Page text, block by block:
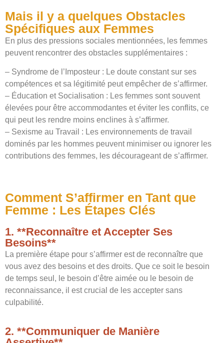
Mais il y a quelques Obstacles
Spécifiques aux Femmes
En plus des pressions sociales mentionnées, les femmes
peuvent rencontrer des obstacles supplémentaires :
– Syndrome de l’Imposteur : Le doute constant sur ses
compétences et sa légitimité peut empêcher de s’affirmer.
– Éducation et Socialisation : Les femmes sont souvent
élevées pour être accommodantes et éviter les conflits, ce
qui peut les rendre moins enclines à s’affirmer.
– Sexisme au Travail : Les environnements de travail
dominés par les hommes peuvent minimiser ou ignorer les
contributions des femmes, les décourageant de s’affirmer.
Comment S’affirmer en Tant que
Femme : Les Étapes Clés
1. **Reconnaître et Accepter Ses
Besoins**
La première étape pour s’affirmer est de reconnaître que
vous avez des besoins et des droits. Que ce soit le besoin
de temps seul, le besoin d’être aimée ou le besoin de
reconnaissance, il est crucial de les accepter sans
culpabilité.
2. **Communiquer de Manière